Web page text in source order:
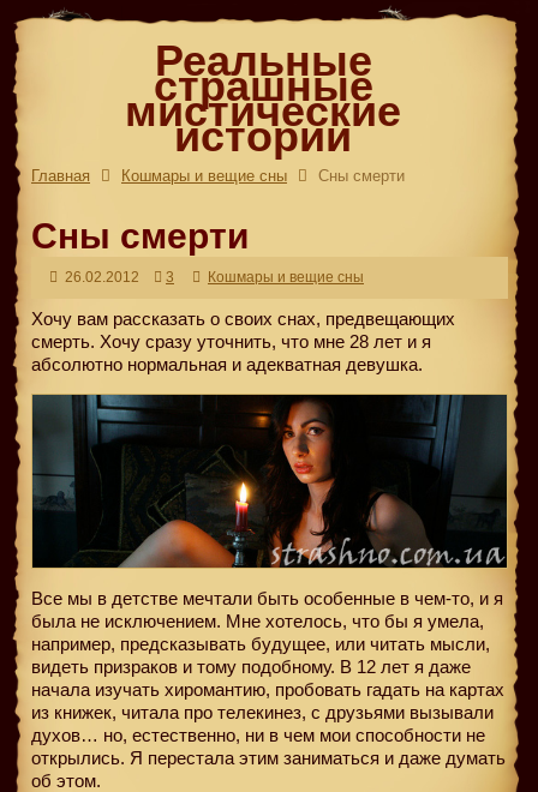
Реальные
страшные
мистические
истории
Главная Кошмары и вещие сны Сны смерти
Сны смерти
26.02.2012 3 Кошмары и вещие сны
Хочу вам рассказать о своих снах, предвещающих
смерть. Хочу сразу уточнить, что мне 28 лет и я
абсолютно нормальная и адекватная девушка.
Все мы в детстве мечтали быть особенные в чем-то, и я
была не исключением. Мне хотелось, что бы я умела,
например, предсказывать будущее, или читать мысли,
видеть призраков и тому подобному. В 12 лет я даже
начала изучать хиромантию, пробовать гадать на картах
из книжек, читала про телекинез, с друзьями вызывали
духов… но, естественно, ни в чем мои способности не
открылись. Я перестала этим заниматься и даже думать
об этом.